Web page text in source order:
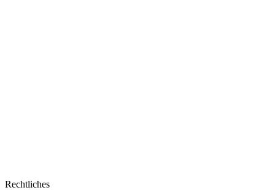
Rechtliches